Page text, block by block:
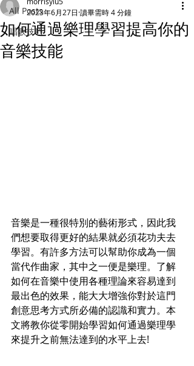
All Posts
唱歌技巧
如何通過樂理學習提高你的
音樂技能
2023年6月27日 讀畢需時 4 分鐘
音樂是一種很特別的藝術形式，因此我
們想要取得更好的結果就必須花功夫去
學習。有許多方法可以幫助你成為一個
當代作曲家，其中之一便是樂理。了解
如何在音樂中使用各種理論來容易達到
最出色的效果，能大大增強你對於這門
創意思考方式所必備的認識和實力。本
文將教你從零開始學習如何通過樂理學
來提升之前無法達到的水平上去!